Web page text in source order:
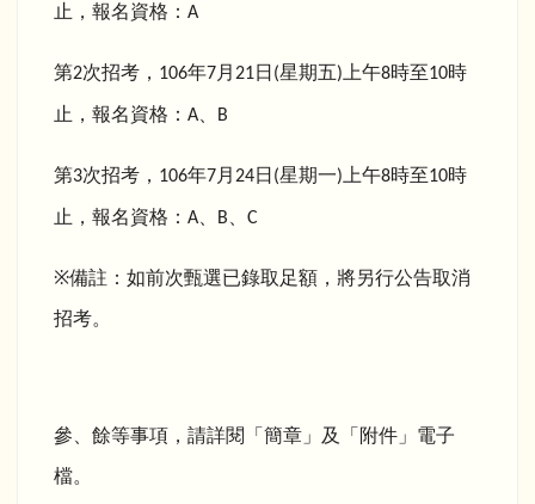
止，報名資格： A
第2次招考， 106年7月 21日 (星期五) 上午8時至10時
止，報名資格： A B
第3次招考， 106年7月 24日 (星期一) 上午8時至10時
止，報名資格： A B C
※備註：如前次甄選已錄取足額，將另行公告取消
招考。
參、餘等事項，請詳閱「簡章」及「附件」電子
檔。